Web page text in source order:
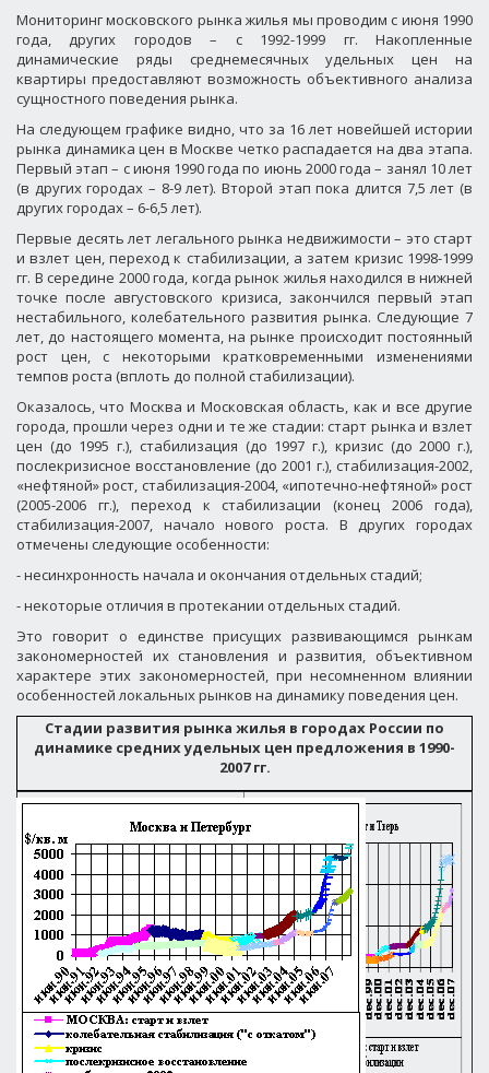
Мониторинг московского рынка жилья мы проводим с июня 1990
года, других городов – с 1992-1999 гг. Накопленные
динамические ряды среднемесячных удельных цен на
квартиры предоставляют возможность объективного анализа
сущностного поведения рынка.
На следующем графике видно, что за 16 лет новейшей истории
рынка динамика цен в Москве четко распадается на два этапа.
Первый этап – с июня 1990 года по июнь 2000 года – занял 10 лет
(в других городах – 8-9 лет). Второй этап пока длится 7,5 лет (в
других городах – 6-6,5 лет).
Первые десять лет легального рынка недвижимости – это старт
и взлет цен, переход к стабилизации, а затем кризис 1998-1999
гг. В середине 2000 года, когда рынок жилья находился в нижней
точке после августовского кризиса, закончился первый этап
нестабильного, колебательного развития рынка. Следующие 7
лет, до настоящего момента, на рынке происходит постоянный
рост цен, с некоторыми кратковременными изменениями
темпов роста (вплоть до полной стабилизации).
Оказалось, что Москва и Московская область, как и все другие
города, прошли через одни и те же стадии: старт рынка и взлет
цен (до 1995 г.), стабилизация (до 1997 г.), кризис (до2000 г.),
послекризисное восстановление (до 2001 г.), стабилизация-2002,
«нефтяной» рост, стабилизация-2004, «ипотечно-нефтяной» рост
(2005-2006 гг.), переход к стабилизации (конец 2006 года),
стабилизация-2007, начало нового роста. В других городах
отмечены следующие особенности:
- несинхронность начала и окончания отдельных стадий;
- некоторые отличия в протекании отдельных стадий.
Это говорит о единстве присущих развивающимся рынкам
закономерностей их становления и развития, объективном
характере этих закономерностей, при несомненном влиянии
особенностей локальных рынков на динамику поведения цен.
Стадии развития рынка жилья в городах России по
динамике средних удельных цен предложения в 1990-
2007 гг.